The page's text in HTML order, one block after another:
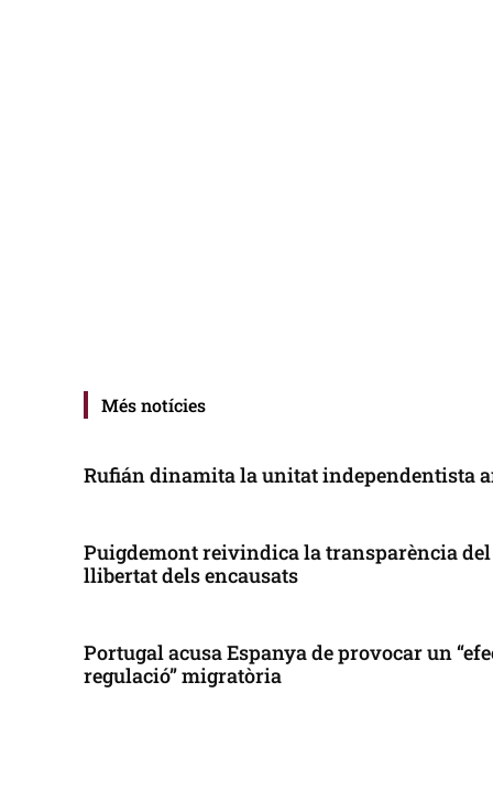
Més notícies
Rufián dinamita la unitat independentista
Puigdemont reivindica la transparència
llibertat dels encausats
Portugal acusa Espanya de provocar un
regulació” migratòria